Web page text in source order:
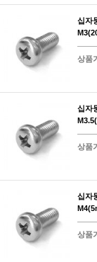
십자
상품
십자
상품
십자
상품